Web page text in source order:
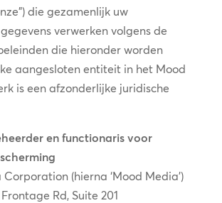
die gezamenlijk uw
verwerken volgens de
die hieronder worden
aangesloten entiteit in het Mood
is een afzonderlijke juridische
en functionaris voor
(hierna ‘Mood Media’)
Rd, Suite 201